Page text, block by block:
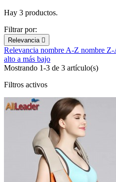
Hay 3 productos.
Filtrar por:
Relevancia 
Relevancia nombre A-Z nombre
alto a más bajo
Mostrando 1-3 de 3 artículo(s)
Filtros activos